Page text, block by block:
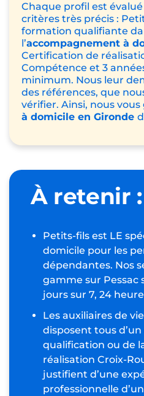
Chaque profil est
critères très précis :
formation qualifiante
l’accompagnement à
Certification de
Compétence et 3
minimum. Nous leur
des références, que
vérifier. Ainsi, nous
à domicile en Gironde
À retenir :
Petits-fils est LE
domicile pour les
dépendantes. Nos
gamme sur Pessac
jours sur 7, 24
Les auxiliaires de
disposent tous
qualification ou de
réalisation Croix-
justifient d’une
professionnelle